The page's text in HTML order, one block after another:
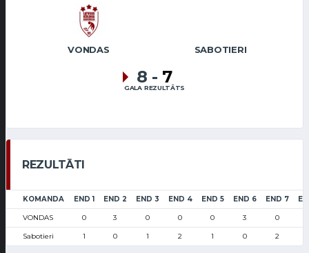
VONDAS SABOTIERI
8 - 7
GALA REZULTĀTS
REZULTĀTI
KOMANDA END 1 END 2 END 3 END 4 END 5 END 6 END 7
VONDAS 0 3 0 0 0 3 0
Sabotieri 1 0 1 2 1 0 2